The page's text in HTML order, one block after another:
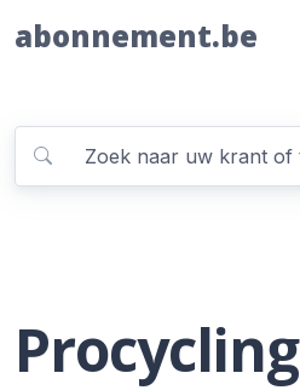
abonnement.be
Procycling